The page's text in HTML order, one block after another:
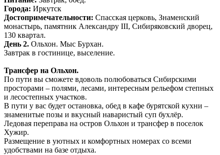
Города: Иркутск
Достопримечательности: Спасская церковь, Знаменский
монастырь, памятник Александру III, Сибиряковский дворец,
130 квартал.
День 2. Ольхон. Мыс Бурхан.
Завтрак в гостинице, выселение.
Трансфер на Ольхон.
По пути вы сможете вдоволь полюбоваться Сибирскими
просторами – полями, лесами, интересным рельефом степных
и лесостепных участков.
В пути у вас будет остановка, обед в кафе бурятской кухни –
знаменитые позы и вкусный наваристый суп бухлёр.
Ледовая переправа на остров Ольхон и трансфер в поселок
Хужир.
Размещение в уютных и комфортных номерах со всеми
удобствами на базе отдыха.